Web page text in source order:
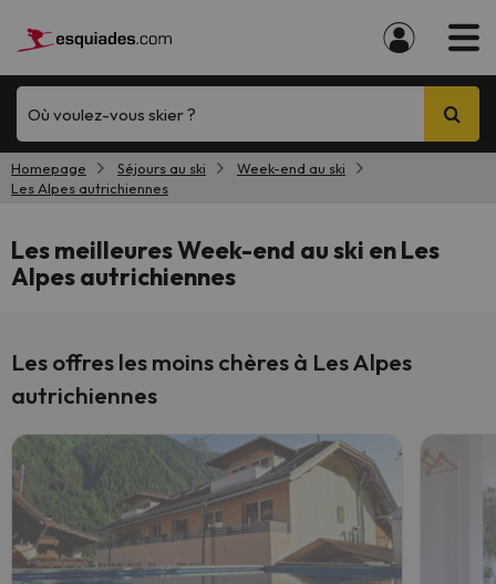
Où voulez-vous skier ?
Homepage Séjours au ski
Week-end au ski
Les Alpes autrichiennes
Les meilleures Week-end au ski en Les
Alpes autrichiennes
Les offres les moins chères à Les Alpes
autrichiennes